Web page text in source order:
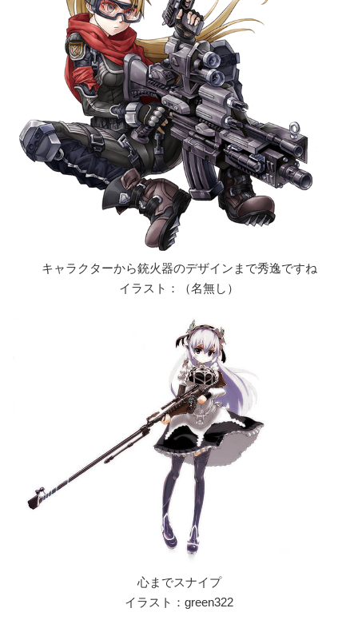
キャラクターから銃火器のデザインまで秀逸ですね
イラスト：（名無し）
心までスナイプ
イラスト：green322